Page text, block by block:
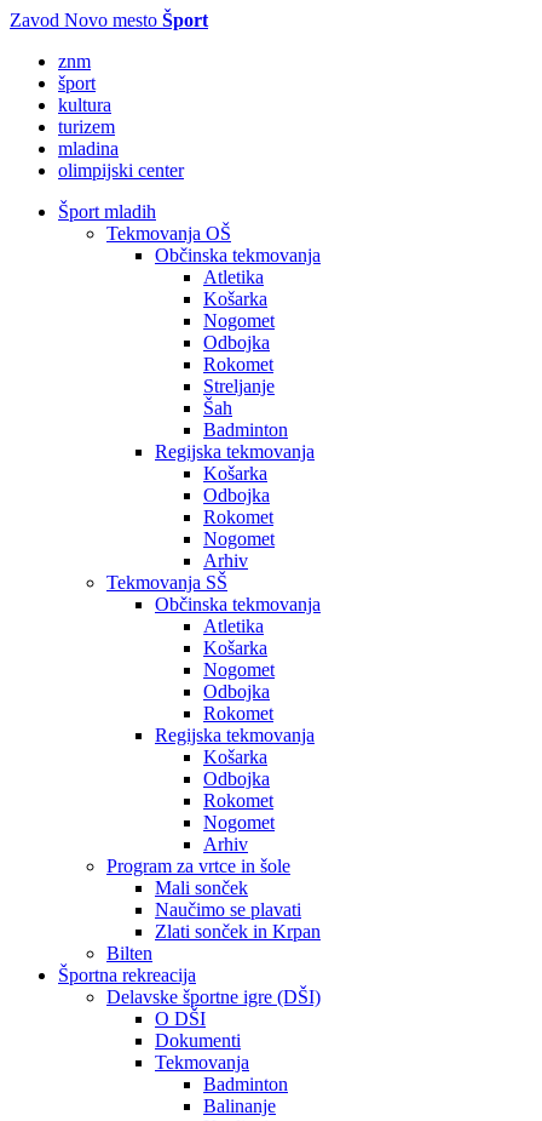
Zavod Novo mesto Šport
znm
šport
kultura
turizem
mladina
olimpijski center
Šport mladih
Tekmovanja OŠ
Občinska tekmovanja
Atletika
Košarka
Nogomet
Odbojka
Rokomet
Streljanje
Šah
Badminton
Regijska tekmovanja
Košarka
Odbojka
Rokomet
Nogomet
Arhiv
Tekmovanja SŠ
Občinska tekmovanja
Atletika
Košarka
Nogomet
Odbojka
Rokomet
Regijska tekmovanja
Košarka
Odbojka
Rokomet
Nogomet
Arhiv
Program za vrtce in šole
Mali sonček
Naučimo se plavati
Zlati sonček in Krpan
Bilten
Športna rekreacija
Delavske športne igre (DŠI)
O DŠI
Dokumenti
Tekmovanja
Badminton
Balinanje